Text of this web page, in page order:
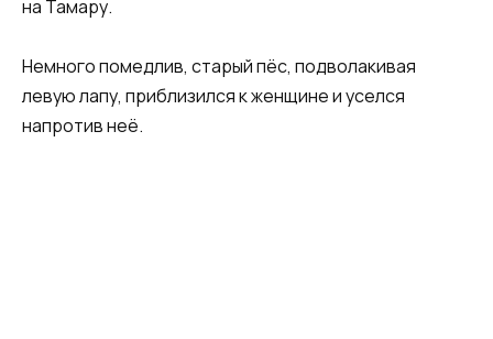
на Тамару.
Немного помедлив, старый пёс, подволакивая
левую лапу, приблизился к женщине и уселся
напротив неё.